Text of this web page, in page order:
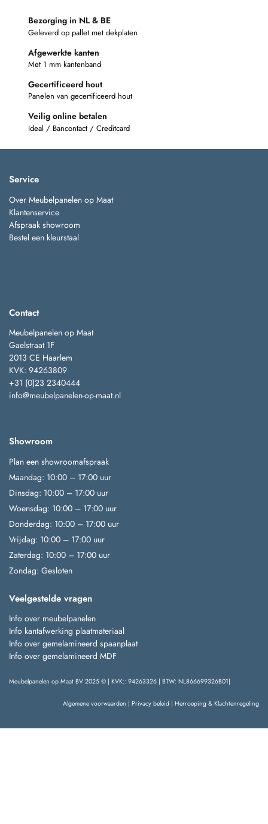
Bezorging in NL & BE
Geleverd op pallet met dekplaten
Afgewerkte kanten
Met 1 mm kantenband
Gecertificeerd hout
Panelen van gecertificeerd hout
Veilig online betalen
Ideal / Bancontact / Creditcard
Service
Over Meubelpanelen op Maat
Klantenservice
Afspraak showroom
Bestel een kleurstaal
Contact
Meubelpanelen op Maat
Gaelstraat 1F
2013 CE Haarlem
KVK: 94263809
+31 (0)23 2340444
info@meubelpanelen-op-maat.nl
Showroom
Plan een showroomafspraak
Maandag: 10:00 – 17:00 uur
Dinsdag: 10:00 – 17:00 uur
Woensdag: 10:00 – 17:00 uur
Donderdag: 10:00 – 17:00 uur
Vrijdag: 10:00 – 17:00 uur
Zaterdag: 10:00 – 17:00 uur
Zondag: Gesloten
Veelgestelde vragen
Info over meubelpanelen
Info kantafwerking plaatmateriaal
Info over gemelamineerd spaanplaat
Info over gemelamineerd MDF
Meubelpanelen op Maat BV 2025 © | KVK:: 94263326 | BTW: NL866699326B01|
Algemene voorwaarden | Privacy beleid | Herroeping & Klachtenregeling